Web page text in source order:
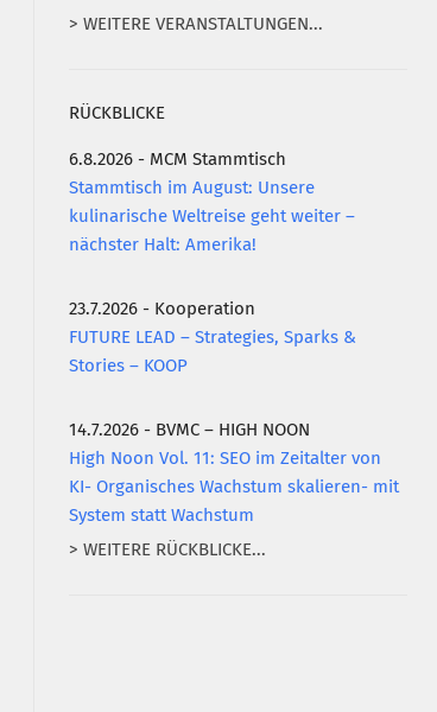
> WEITERE VERANSTALTUNGEN...
RÜCKBLICKE
6.8.2026 - MCM Stammtisch
Stammtisch im August: Unsere
kulinarische Weltreise geht weiter –
nächster Halt: Amerika!
23.7.2026 - Kooperation
FUTURE LEAD – Strategies, Sparks &
Stories – KOOP
14.7.2026 - BVMC – HIGH NOON
High Noon Vol. 11: SEO im Zeitalter von
KI- Organisches Wachstum skalieren- mit
System statt Wachstum
> WEITERE RÜCKBLICKE...